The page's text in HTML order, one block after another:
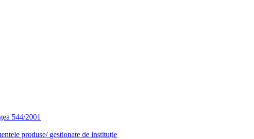
544/2001
produse/ gestionate de instituție